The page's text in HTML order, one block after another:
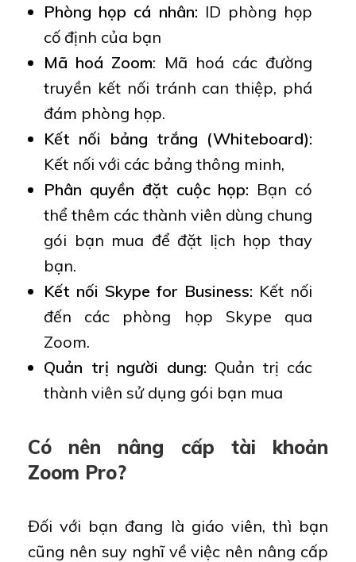
Phòng họp cá nhân: ID phòng họp
cố định của bạn
Mã hoá Zoom: Mã hoá các đường
truyền kết nối tránh can thiệp, phá
đám phòng họp.
Kết nối bảng trắng (Whiteboard):
Kết nối với các bảng thông minh,
Phân quyền đặt cuộc họp: Bạn có
thể thêm các thành viên dùng chung
gói bạn mua để đặt lịch họp thay
bạn.
Kết nối Skype for Business: Kết nối
đến các phòng họp Skype qua
Zoom.
Quản trị người dung: Quản trị các
thành viên sử dụng gói bạn mua
Có nên nâng cấp tài khoản
Zoom Pro?
Đối với bạn đang là giáo viên, thì bạn
cũng nên suy nghĩ về việc nên nâng cấp